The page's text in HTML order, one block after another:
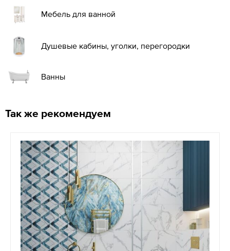
Мебель для ванной
Душевые кабины, уголки, перегородки
Ванны
Так же рекомендуем